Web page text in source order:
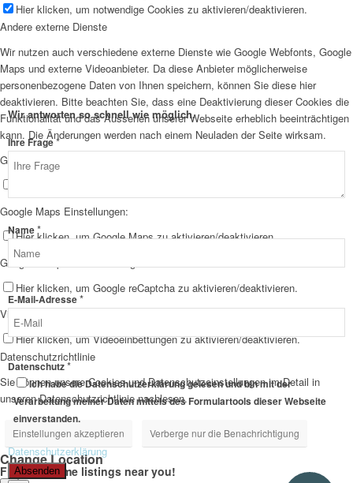
Hier klicken, um notwendige Cookies zu aktivieren/deaktivieren.
Andere externe Dienste
Wir nutzen auch verschiedene externe Dienste wie Google Webfonts, Google
Maps und externe Videoanbieter. Da diese Anbieter möglicherweise
personenbezogene Daten von Ihnen speichern, können Sie diese hier
deaktivieren. Bitte beachten Sie, dass eine Deaktivierung dieser Cookies die
Funktionalität und das Aussehen unserer Webseite erheblich beeinträchtigen
kann. Die Änderungen werden nach einem Neuladen der Seite wirksam.
Google Webfont Einstellungen:
Google Maps Einstellungen:
Hier klicken, um Google Maps zu aktivieren/deaktivieren.
Google reCaptcha Einstellungen:
Hier klicken, um Google reCaptcha zu aktivieren/deaktivieren.
Vimeo und YouTube Einstellungen:
Hier klicken, um Videoeinbettungen zu aktivieren/deaktivieren.
Datenschutzrichtlinie
Sie können unsere Cookies und Datenschutzeinstellungen im Detail in
unseren Datenschutzrichtlinie nachlesen.
Einstellungen akzeptieren Verberge nur die Benachrichtigung
Wir antworten so schnell wie möglich.
Ihre Frage*
Name*
E-Mail-Adresse*
Ihre
Frage
Datenschutz
Datenschutz*
Ich habe die Datenschutzerklärung gelesen und bin mit der
Verarbeitung meiner Daten mittels des Formulartools dieser Webseite
einverstanden.
Datenschutzerklärung
Absenden
Change Location
Find awesome listings near you!